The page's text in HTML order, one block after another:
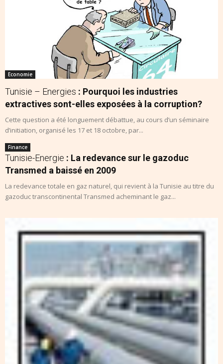
Economie
Tunisie – Energies : Pourquoi les industries
extractives sont-elles exposées à la corruption?
Cette question a été longuement débattue, au cours d’un séminaire
d’initiation, organisé les 17 et 18 octobre, par...
Finance
Tunisie-Energie : La redevance sur le gazoduc
Transmed a baissé en 2009
La redevance totale en gaz naturel, qui revient à la Tunisie au titre du
gazoduc transcontinental Transmed acheminant le gaz...